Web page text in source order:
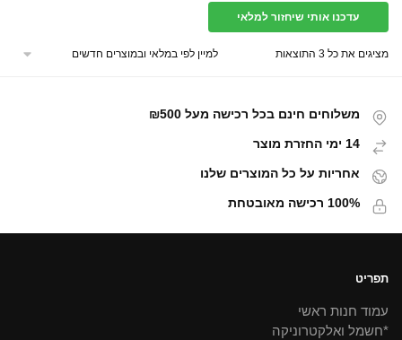
היה:
₪259.00.
הוא:
₪229.00.
עדכנו אותי שיחזור למלאי
מציגים את כל ⁦3⁩ התוצאות
משלוחים חינם בכל רכישה מעל ₪500
14 ימי החזרת מוצר
אחריות על כל המוצרים שלנו
100% רכישה מאובטחת
תפריט
עמוד חנות ראשי
*חשמל ואלקטרוניקה